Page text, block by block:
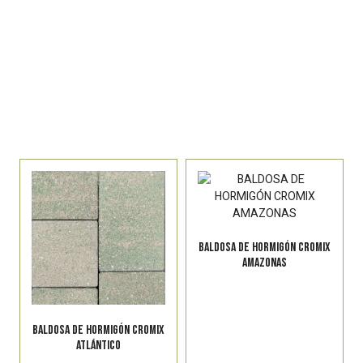
BALDOSA DE HORMIGÓN CROMIX
ATLÁNTICO
BALDOSA DE HORMIGÓN CROMIX
AMAZONAS